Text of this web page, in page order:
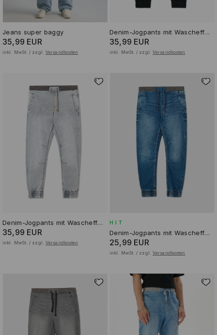
Jeans super baggy
35,99 EUR
inkl. MwSt. / zzgl. Versandkosten
Denim-Jogpants mit Wascheffekt
35,99 EUR
inkl. MwSt. / zzgl. Versandkosten
Denim-Jogpants mit Wascheffekt
35,99 EUR
inkl. MwSt. / zzgl. Versandkosten
HIT
Denim-Jogpants mit Wascheffekt
25,99 EUR
inkl. MwSt. / zzgl. Versandkosten